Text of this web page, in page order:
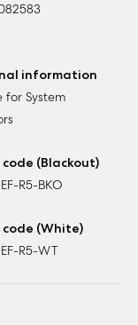
information
for System
(Blackout)
R5-BKO
code (White)
R5-WT